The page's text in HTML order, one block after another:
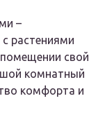
–
растениями
свой
комнатный
комфорта и